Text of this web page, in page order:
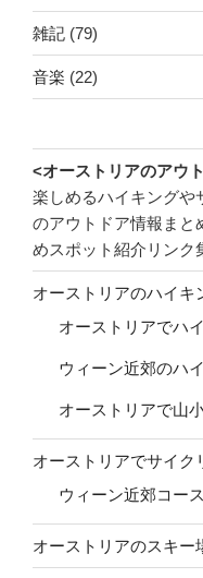
雑記 (79)
音楽 (22)
<オーストリアのアウ
楽しめるハイキングや
のアウトドア情報まと
めスポット紹介リンク
オーストリアのハイキ
オーストリアでハ
ウィーン近郊のハ
オーストリアで山
オーストリアでサイク
ウィーン近郊コース
オーストリアのスキー